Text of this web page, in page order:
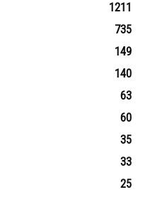
1211
735
149
140
63
60
35
33
25